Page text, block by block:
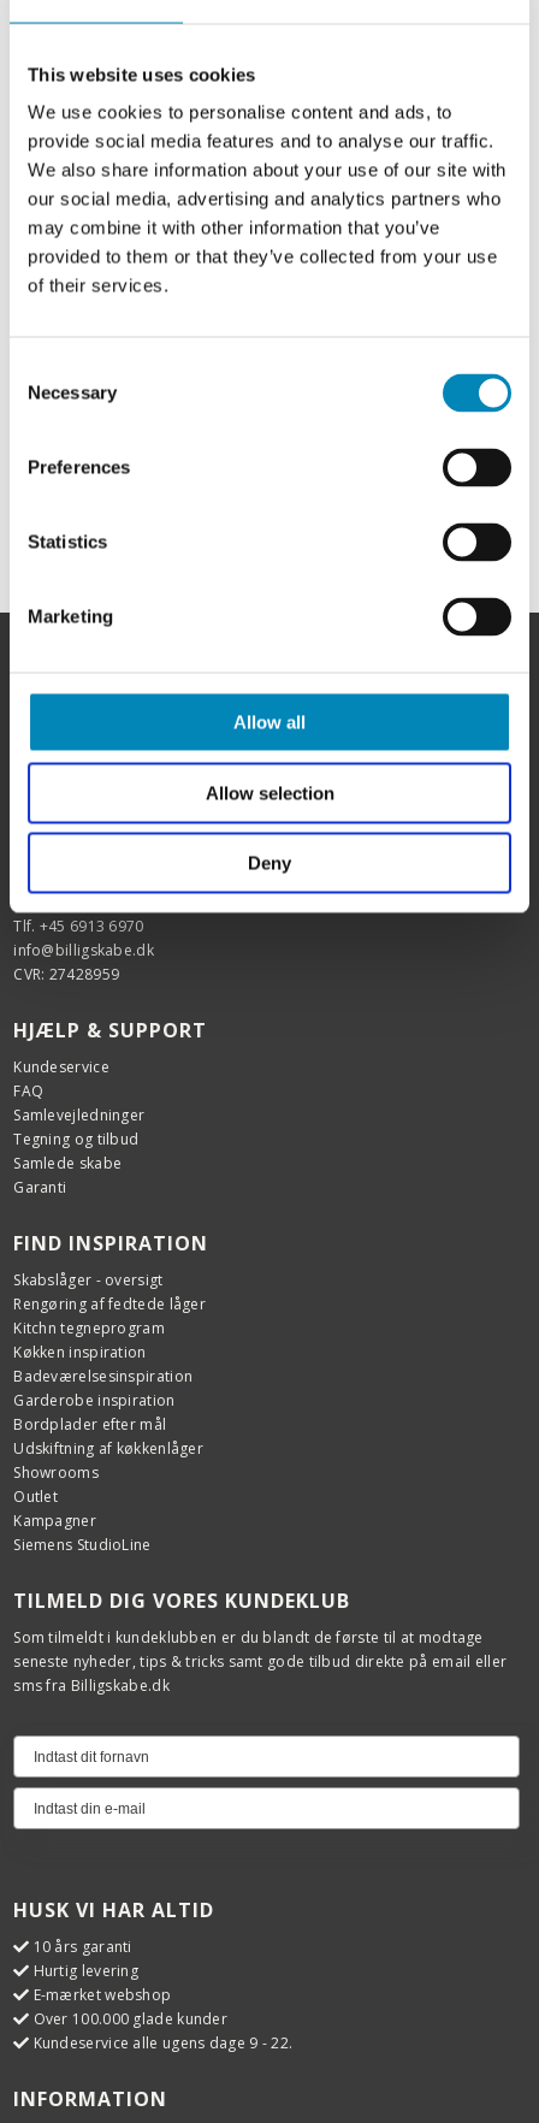
This website uses cookies
We use cookies to personalise content and ads, to
provide social media features and to analyse our traffic.
We also share information about your use of our site with
our social media, advertising and analytics partners who
may combine it with other information that you’ve
provided to them or that they’ve collected from your use
of their services.
Selection
Necessary
Preferences
Statistics
Marketing
Allow all
Allow selection
Deny
Kitchn Højskab til køl, tomt
uden låge og uden
bagbeklædning (Leveres
usamlet) H:2144 D:580 B:632
1.237,89 DKK
HER FINDER DU OS
(Celebert Aps)
Tlf. +45 6913 6970
info@billigskabe.dk
CVR: 27428959
HJÆLP & SUPPORT
Kundeservice
FAQ
Samlevejledninger
Tegning og tilbud
Samlede skabe
Garanti
FIND INSPIRATION
Skabslåger - oversigt
Rengøring af fedtede låger
Kitchn tegneprogram
Køkken inspiration
Badeværelsesinspiration
Garderobe inspiration
Bordplader efter mål
Udskiftning af køkkenlåger
Showrooms
Outlet
Kampagner
Siemens StudioLine
TILMELD DIG VORES KUNDEKLUB
Som tilmeldt i kundeklubben er du blandt de første til at modtage
seneste nyheder, tips & tricks samt gode tilbud direkte på email eller
sms fra Billigskabe.dk
HUSK VI HAR ALTID
10 års garanti
Hurtig levering
E-mærket webshop
Over 100.000 glade kunder
Kundeservice alle ugens dage 9 - 22.
INFORMATION